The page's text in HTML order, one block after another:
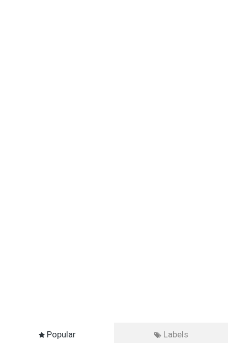
Popular Labels